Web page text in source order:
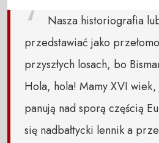
Nasza historiografia
przedstawiać jako
przyszłych losach, bo
Hola, hola! Mamy XVI
panują nad sporą częścią
się nadbałtycki lennik a